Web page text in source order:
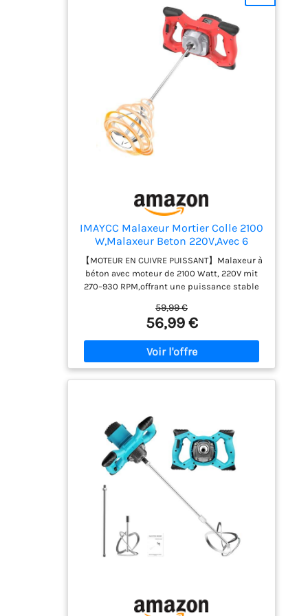
Rigide Incluse – Transport & Protection
Premium Livrées dans une valise de
transport professionnelle, les ventouses
sont protégées contre les chocs et faciles à
ranger. Mobilité et organisation optimales
Polyvalence Totale – Verre,
Carrelage, Gréscérame, Meuble, Métal
Idéales comme ventouses carrelage,
ventouses vitres ou lève-meubles. Parfaites
pour la pose de panneaux, fenêtres, plans de
travail, dalles grand format, et plus encore.
Marque Française – Produit développé
accessoires de carrelage
IMAYCC Malaxeur Mortier Colle 2100
W,Malaxeur Beton 220V,Avec 6
Vitesses
【MOTEUR EN CUIVRE PUISSANT】Malaxeur à
béton avec moteur de 2100 Watt, 220V mit
270–930 RPM,offrant une puissance stable
peintures, les ciments, les aliments, les
résines, les encres, les mortiers pour murs
minces, le gypse, les adhésifs à base de
ciment et autres liquides de viscosité
moyenne. Remarque : Ce produit ne peut pas
être utilisé pour les bétons contenant des
【RÉGLABLE À 6 VITESSES】Ce mélangeur à
ciment portatif est conçu avec 6 vitesses et
une double pale en forme de vis pour un
mélange efficace et complet, répondant à
tous vos besoins différents. Il convient pour
mélanger le béton, le ciment, le mortier, la
boue, la peinture, l'alimentation, etc. Ce qui
permet de gagner du temps et de maximiser
l'efficacité pour les projets professionnels et
de bricolage. 【DISSIPATION EFFICACE DE LA
CHALEUR,PROTECTION CONTRE LA
SURCHAUFFE】Ce mélangeur de boue porte
surchauffé pour une utilisation plus
durable. 【CONCEPTION ERGONOMIQUE ET
59,99 €
56,99 €